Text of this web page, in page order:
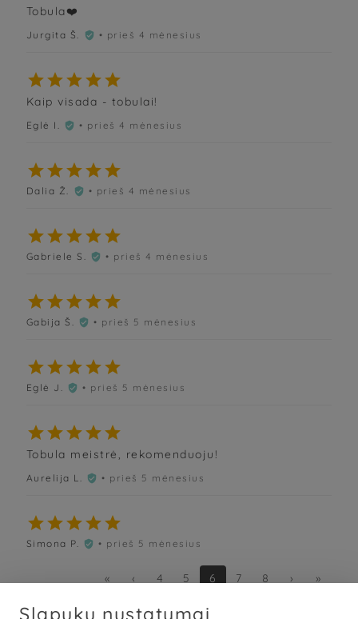
Tobula❤️
Jurgita Š.  • prieš 4 mėnesius

Kaip visada - tobulai!
Eglė I.  • prieš 4 mėnesius

Dalia Ž.  • prieš 4 mėnesius

Gabriele S.  • prieš 4 mėnesius

Gabija Š.  • prieš 5 mėnesius

Eglė J.  • prieš 5 mėnesius

Tobula meistrė, rekomenduoju!
Aurelija L.  • prieš 5 mėnesius

Simona P.  • prieš 5 mėnesius
« ‹ 4 5 6 7 8 › »
Slapukų nustatymai